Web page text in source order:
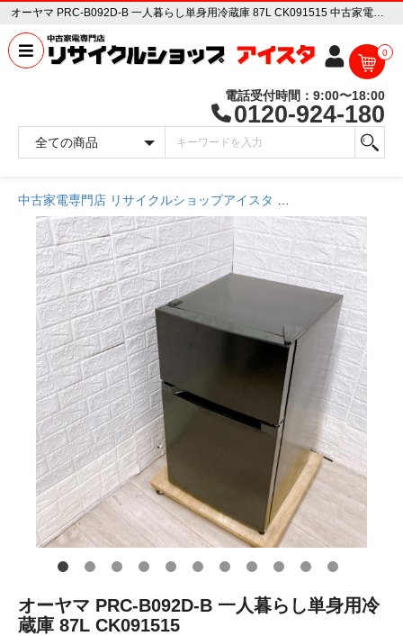
オーヤマ PRC-B092D-B 一人暮らし単身用冷蔵庫 87L CK091515 中古家電販売専門店 リサイクルショップ アイスタ
0
電話受付時間：9:00〜18:00
0120-924-180
中古家電専門店 リサイクルショップアイスタ
オーヤマ PRC-B092D-B 一人暮らし単身用冷
蔵庫 87L CK091515